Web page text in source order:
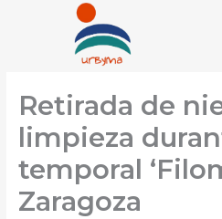
Retirada de
limpieza
temporal
Zaragoza